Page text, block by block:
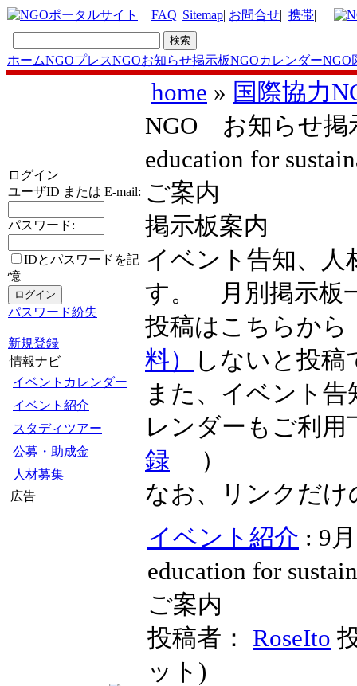
| FAQ| Sitemap| お問合せ| 携帯|
ホームNGOプレスNGOお知らせ掲示板NGOカレンダーNGO
ログイン
ユーザID または E-mail:
パスワード:
IDとパスワードを記
憶
パスワード紛失
新規登録
情報ナビ
イベントカレンダー
イベント紹介
スタディツアー
公募・助成金
人材募集
広告
home » 国際協力
NGO お知らせ掲
education for
ご案内
掲示板案内
イベント告知、人
す。 月別掲示
投稿はこちらか
料）
しないと投
また、イベント
レンダーもご利
録 ）
なお、リンクだ
イベント紹介 : 9
education for
ご案内
投稿者： RoseIto
ット )